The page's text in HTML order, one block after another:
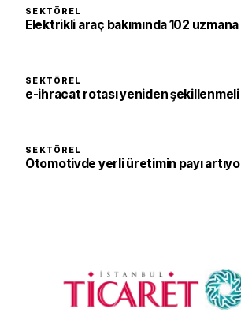
SEKTÖREL
Elektrikli araç bakımında 102
SEKTÖREL
e-ihracat rotası yeniden şekillenmeli
SEKTÖREL
Otomotivde yerli üretimin payı